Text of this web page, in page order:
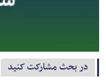
در بحث مشارکت کنید